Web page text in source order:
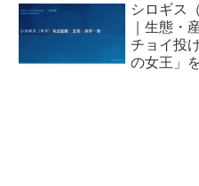
シロギス
｜生態・
チョイ投
の女王」